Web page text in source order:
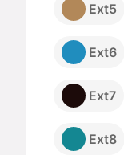
Ext5
Ext6
Ext7
Ext8